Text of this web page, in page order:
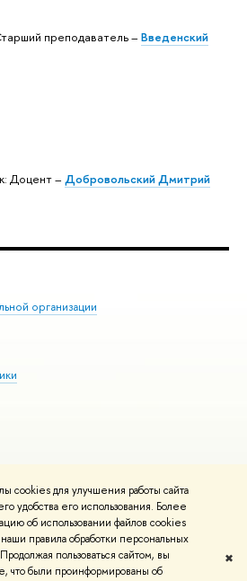
cookies для улучшения работы сайта
удобства его использования. Более
об использовании файлов cookies
правила обработки персональных
пользоваться сайтом, вы
что были проинформированы об
✖
преподаватель – Введенский
Доцент – Добровольский Дмитрий
организации
возможностями